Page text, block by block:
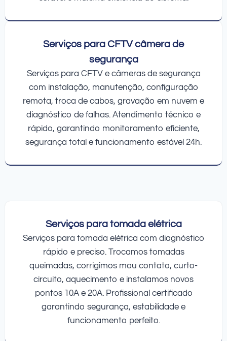
Serviços para CFTV câmera de
segurança
Serviços para CFTV e câmeras de segurança
com instalação, manutenção, configuração
remota, troca de cabos, gravação em nuvem e
diagnóstico de falhas. Atendimento técnico e
rápido, garantindo monitoramento eficiente,
segurança total e funcionamento estável 24h.
Serviços para tomada elétrica
Serviços para tomada elétrica com diagnóstico
rápido e preciso. Trocamos tomadas
queimadas, corrigimos mau contato, curto-
circuito, aquecimento e instalamos novos
pontos 10A e 20A. Profissional certificado
garantindo segurança, estabilidade e
funcionamento perfeito.